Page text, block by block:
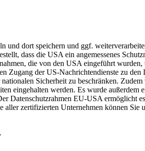
dort speichern und ggf.
dass die USA ein angemessenes
die von den USA eingeführt
Zugang der US-Nachrichtendienste zu
Sicherheit zu beschränken.
eingehalten werden. Es wurde außerdem
Datenschutzrahmen EU-USA ermöglicht
zertifizierten Unternehmen können Sie